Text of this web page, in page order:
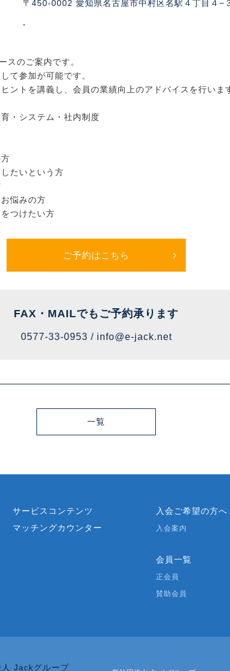
〒450-0002 愛知県名古屋市中村区名駅４丁目４−
-
スのご案内です。
て参加が可能です。
ントを講義し、会員の業績向上のアドバイスを行いま
・システム・社内制度
たいという方
悩みの方
つけたい方
ご予約はこちら
FAX・MAILでも ご予約承ります
0577-33-0953 / info@e-jack.net
一覧
サービスコンテンツ
マッチングカウンター
入会ご希望の方へ
入会案内
会員一覧
正会員
賛助会員